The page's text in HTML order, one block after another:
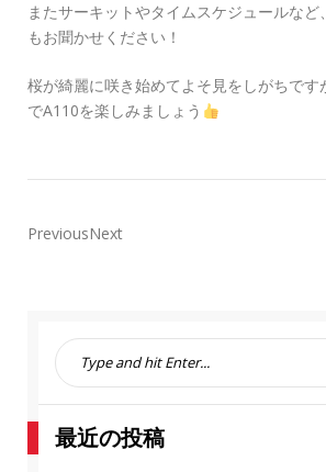
またサーキットやタイムスケジュールなど
もお聞かせください！
桜が綺麗に咲き始めてよそ見をしがちです
でA110を楽しみましょう
PreviousNext
S
e
c
最近の投稿